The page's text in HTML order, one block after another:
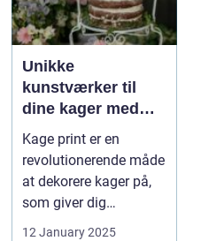
Unikke
kunstværker til
dine kager med
kage print
Kage print er en
revolutionerende måde
at dekorere kager på,
som giver dig
mulighed for ...
12 January 2025